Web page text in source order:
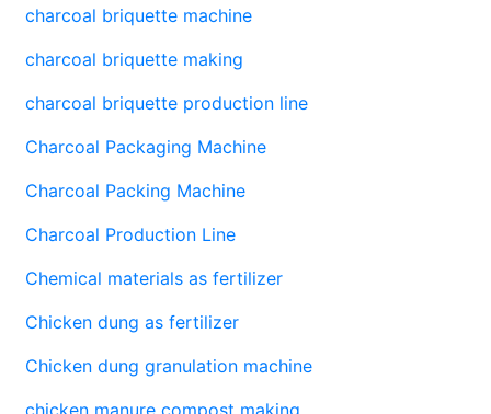
charcoal briquette machine
charcoal briquette making
charcoal briquette production line
Charcoal Packaging Machine
Charcoal Packing Machine
Charcoal Production Line
Chemical materials as fertilizer
Chicken dung as fertilizer
Chicken dung granulation machine
chicken manure compost making